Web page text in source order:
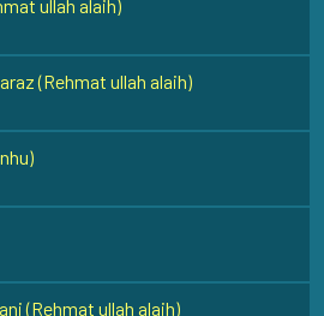
(Rehmat ullah alaih)
(Rehmat ullah alaih)